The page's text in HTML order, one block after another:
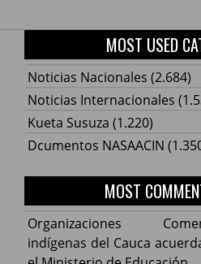
MOST USED
Noticias Nacionales (2.684)
Noticias Internacionales
Kueta Susuza (1.220)
Dcumentos NASAACIN
MOST
Organizaciones
indígenas del Cauca